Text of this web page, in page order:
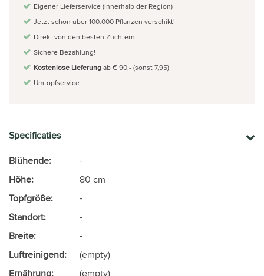
Eigener Lieferservice (innerhalb der Region)
Jetzt schon uber 100.000 Pflanzen verschikt!
Direkt von den besten Züchtern
Sichere Bezahlung!
Kostenlose Lieferungab € 90,- (sonst 7,95)
Umtopfservice
Specificaties
Blühende:
-
Höhe:
80 cm
Topfgröße:
-
Standort:
-
Breite:
-
Luftreinigend:
(empty)
Ernährung:
(empty)